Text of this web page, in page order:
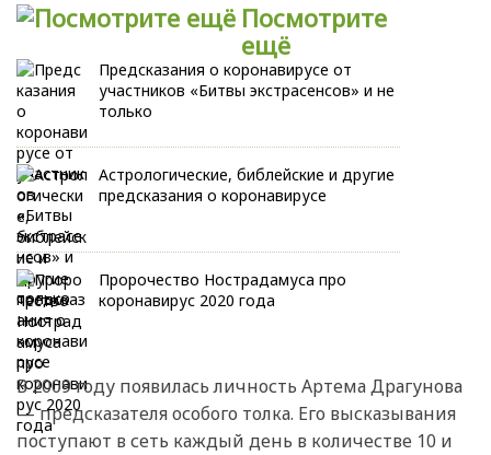
Посмотрите
ещё
Предсказания о коронавирусе от
участников «Битвы экстрасенсов» и не
только
Астрологические, библейские и другие
предсказания о коронавирусе
Пророчество Нострадамуса про
коронавирус 2020 года
В 2009 году появилась личность Артема Драгунова
— предсказателя особого толка. Его высказывания
поступают в сеть каждый день в количестве 10 и